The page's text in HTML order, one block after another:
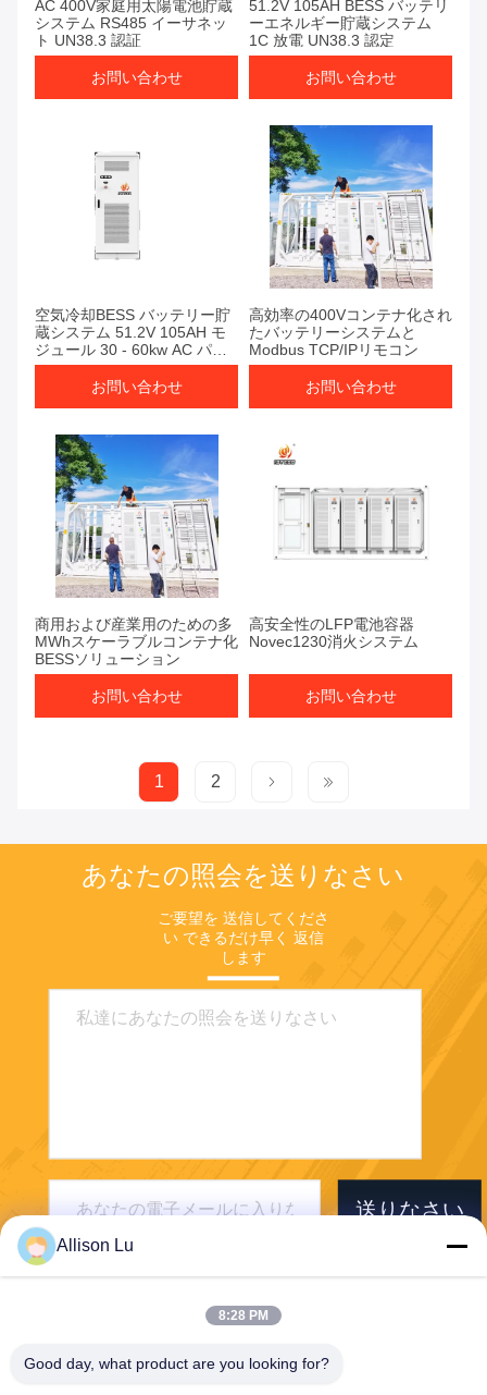
AC 400V家庭用太陽電池貯蔵
システム RS485 イーサネッ
ト UN38.3 認証
お問い合わせ
51.2V 105AH BESS バッテリ
ーエネルギー貯蔵システム
1C 放電 UN38.3 認定
お問い合わせ
空気冷却BESS バッテリー貯
蔵システム 51.2V 105AH モ
ジュール 30 - 60kw AC パワ
ー
お問い合わせ
高効率の400Vコンテナ化され
たバッテリーシステムと
Modbus TCP/IPリモコン
お問い合わせ
商用および産業用のための多
MWhスケーラブルコンテナ化
BESSソリューション
お問い合わせ
高安全性のLFP電池容器
Novec1230消火システム
お問い合わせ
1 2
あなたの照会を送りなさい
ご要望を 送信してくださ
い できるだけ早く 返信
します
送りなさい
Allison Lu
8:28 PM
Good day, what product are you looking for?